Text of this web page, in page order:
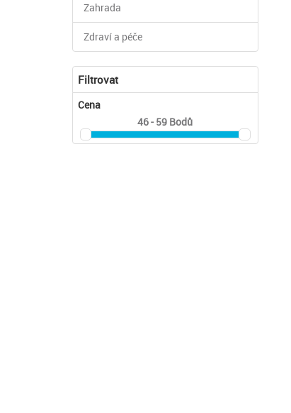
Zahrada
Zdraví a péče
Filtrovat
Cena
46 - 59 Bodů